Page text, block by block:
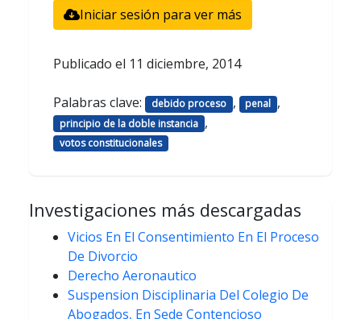
Iniciar sesión para ver más
Publicado el 11 diciembre, 2014
Palabras clave: debido proceso , penal ,
principio de la doble instancia ,
votos constitucionales
Investigaciones más descargadas
Vicios En El Consentimiento En El Proceso
De Divorcio
Derecho Aeronautico
Suspension Disciplinaria Del Colegio De
Abogados, En Sede Contencioso